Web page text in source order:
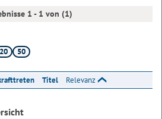
1 - 1 von (1)
20 50
Titel Relevanz